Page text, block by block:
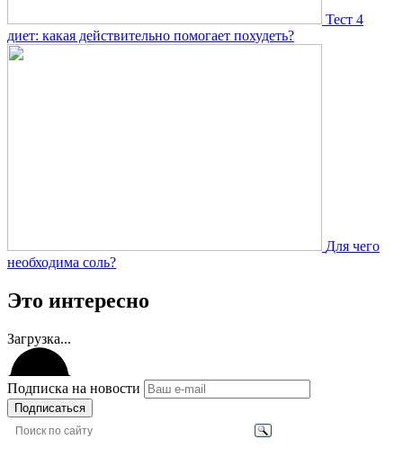
Тест 4
диет: какая действительно помогает похудеть?
Для чего
необходима соль?
Это интересно
Загрузка...
Подписка на новости
Подписаться